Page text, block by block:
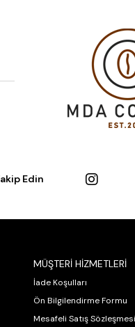
Edin
MÜŞTERİ HİZMETLERİ
İade Koşulları
Ön Bilgilendirme Formu
Mesafeli Satış Sözleşmesi